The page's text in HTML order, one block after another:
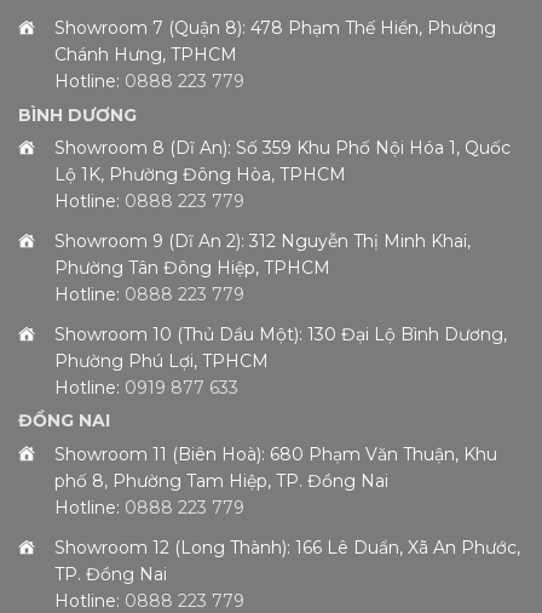
Showroom 7 (Quận 8): 478 Phạm Thế Hiển, Phường
Chánh Hưng, TPHCM
Hotline: 0888 223 779
BÌNH DƯƠNG
Showroom 8 (Dĩ An): Số 359 Khu Phố Nội Hóa 1, Quốc
Lộ 1K, Phường Đông Hòa, TPHCM
Hotline: 0888 223 779
Showroom 9 (Dĩ An 2): 312 Nguyễn Thị Minh Khai,
Phường Tân Đông Hiệp, TPHCM
Hotline: 0888 223 779
Showroom 10 (Thủ Dầu Một): 130 Đại Lộ Bình Dương,
Phường Phú Lợi, TPHCM
Hotline: 0919 877 633
ĐỒNG NAI
Showroom 11 (Biên Hoà): 680 Phạm Văn Thuận, Khu
phố 8, Phường Tam Hiệp, TP. Đồng Nai
Hotline: 0888 223 779
Showroom 12 (Long Thành): 166 Lê Duẩn, Xã An Phước,
TP. Đồng Nai
Hotline: 0888 223 779